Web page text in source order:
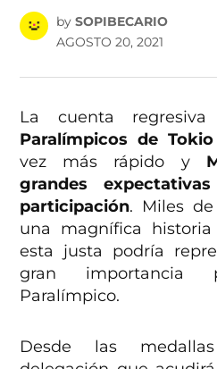
by SOPIBECARIO
AGOSTO 20, 2021
La cuenta
Paralímpicos de
vez más rápido y
grandes
participación. Miles
una magnífica
esta justa podría
gran importancia
Paralímpico.
Desde las